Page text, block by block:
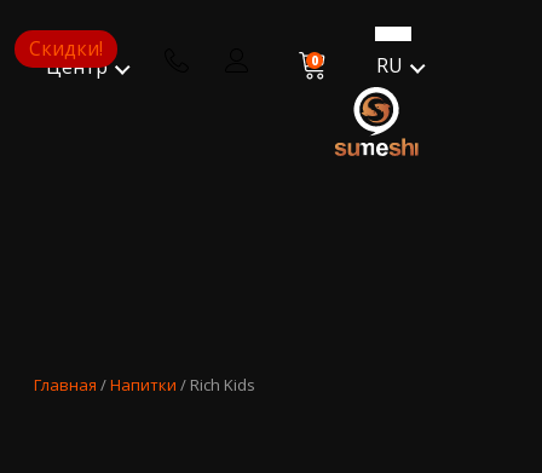
Центр 0 RU
Главная /Напитки / Rich Kids
Скидки!